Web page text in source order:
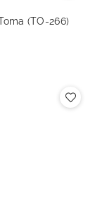
(TO-266)